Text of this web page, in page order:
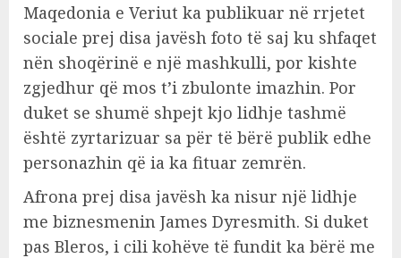
Maqedonia e Veriut ka publikuar në rrjetet
sociale prej disa javësh foto të saj ku shfaqet
nën shoqërinë e një mashkulli, por kishte
zgjedhur që mos t’i zbulonte imazhin. Por
duket se shumë shpejt kjo lidhje tashmë
është zyrtarizuar sa për të bërë publik edhe
personazhin që ia ka fituar zemrën.
Afrona prej disa javësh ka nisur një lidhje
me biznesmenin James Dyresmith. Si duket
pas Bleros, i cili kohëve të fundit ka bërë me